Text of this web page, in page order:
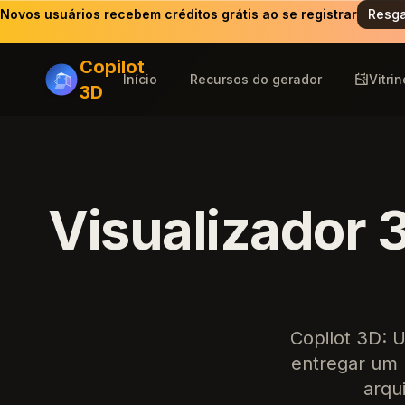
Novos usuários recebem créditos grátis ao se registrar
Copilot
3D
Início Recursos do gerador
Visualizador
Copilot 3D:
entregar um